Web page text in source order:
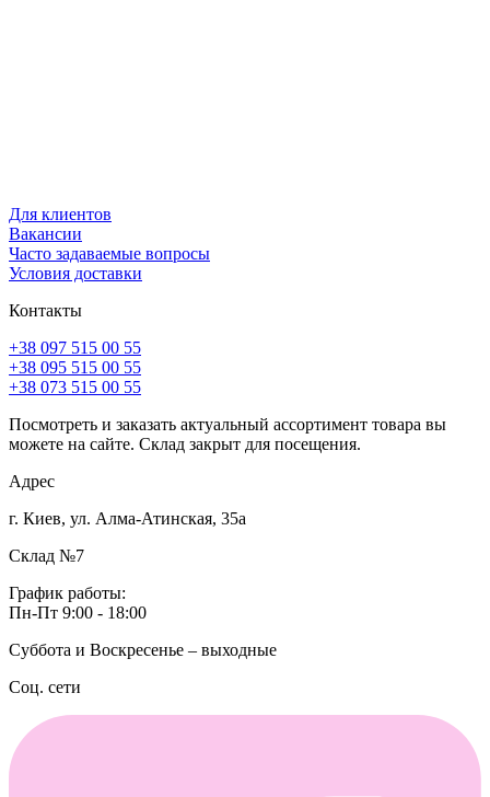
Для клиентов
Вакансии
Часто задаваемые вопросы
Условия доставки
Контакты
+38 097 515 00 55
+38 095 515 00 55
+38 073 515 00 55
Посмотреть и заказать актуальный ассортимент товара вы
можете на сайте. Склад закрыт для посещения.
Адрес
г. Киев, ул. Алма-Атинская, 35а
Склад №7
График работы:
Пн-Пт 9:00 - 18:00
Суббота и Воскресенье – выходные
Соц. сети